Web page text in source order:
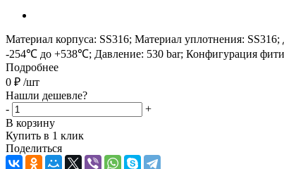
Материал корпуса: SS316; Материал уплотнения:
-254℃ до +538℃; Давление: 530 bar; Конфигурация
Подробнее
0 ₽ /шт
Нашли дешевле?
-
+
В корзину
Купить в 1 клик
Поделиться